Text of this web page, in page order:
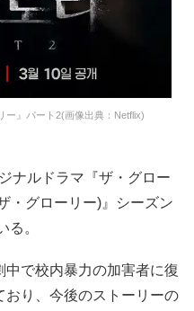
ー』パート2(画像出典：Netflix)
ナルドラマ『ザ・グロー
・グローリー)』シーズン
る。
で校内暴力の加害者に復
り、今後のストーリーの